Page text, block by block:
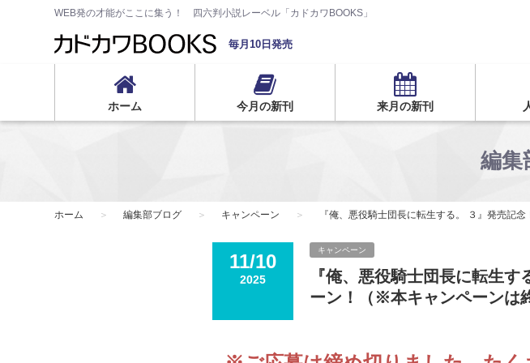
WEB発の才能がここに集う！ 四六判小説レーベル「カドカワBOOKS」
毎月10日発売
ホーム 今月の新刊 来月の新刊
編集
ホーム 編集部ブログ キャンペーン 『俺、悪役騎士団長に転生する。 ３』発売記
11/10
2025
キャンペーン
『俺、悪役騎士団長に転生
ーン！（※本キャンペーンは